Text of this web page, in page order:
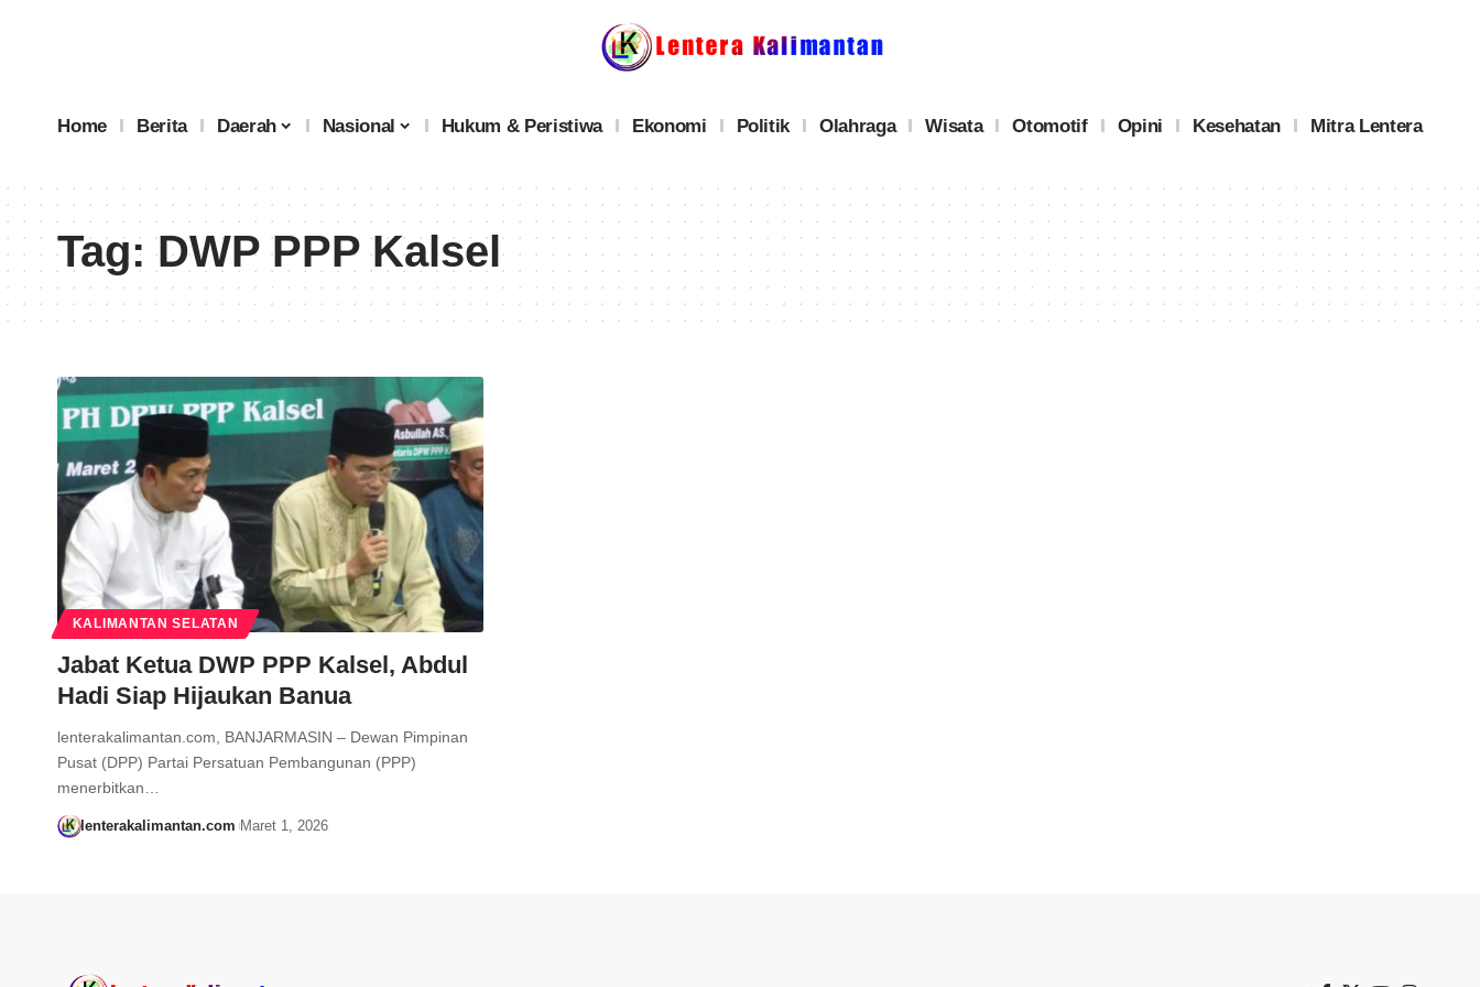
Home Berita Daerah Nasional Hukum & Peristiwa Ekonomi Politik Olahraga Wisata Otomotif Opini Kesehatan Mitra Lentera
Tag:DWP PPP Kalsel
KALIMANTAN SELATAN
Jabat Ketua DWP PPP Kalsel, Abdul
Hadi Siap Hijaukan Banua
lenterakalimantan.com, BANJARMASIN – Dewan Pimpinan
Pusat (DPP) Partai Persatuan Pembangunan (PPP)
menerbitkan…
lenterakalimantan.com Maret 1, 2026